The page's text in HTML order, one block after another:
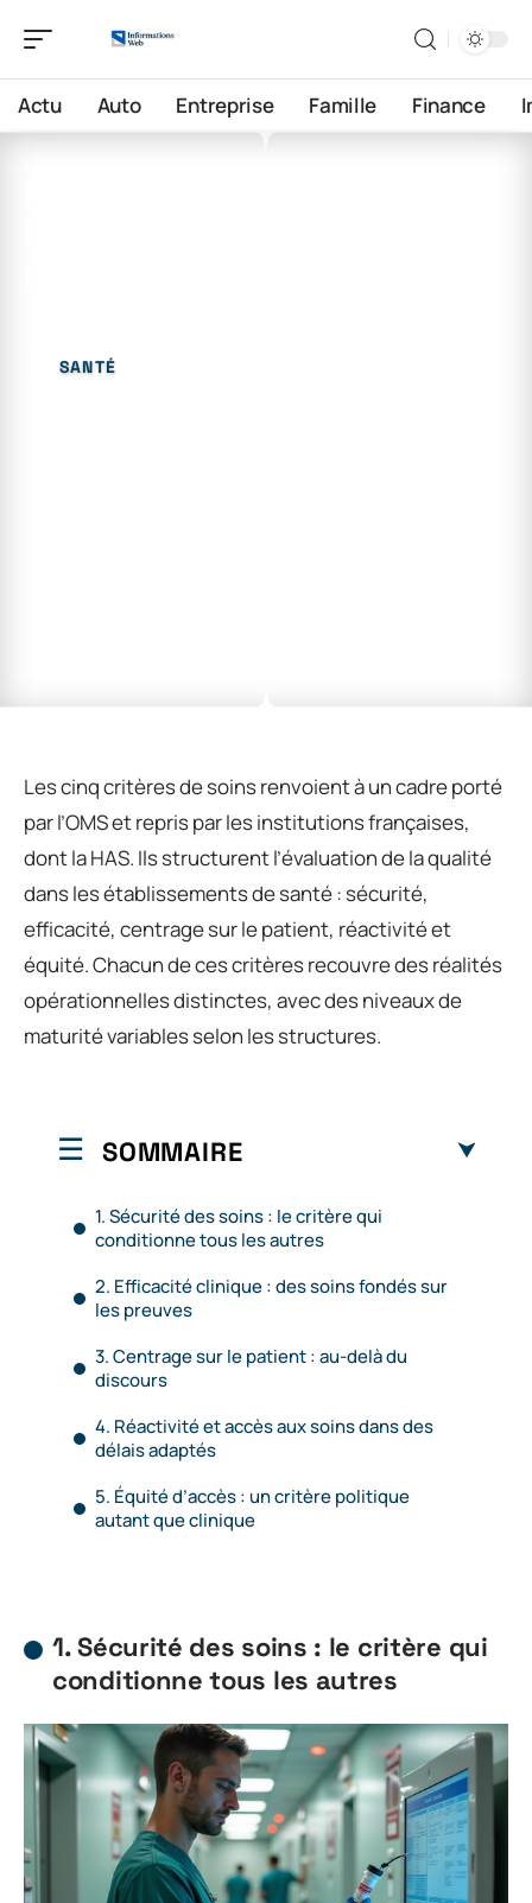
Actu Auto Entreprise Famille Finance
SANTÉ
Les cinq critères de soins renvoient à un cadre porté
par l’OMS et repris par les institutions françaises,
dont la HAS. Ils structurent l’évaluation de la qualité
dans les établissements de santé : sécurité,
efficacité, centrage sur le patient, réactivité et
équité. Chacun de ces critères recouvre des réalités
opérationnelles distinctes, avec des niveaux de
maturité variables selon les structures.
SOMMAIRE
1. Sécurité des soins : le critère qui
conditionne tous les autres
2. Efficacité clinique : des soins fondés sur
les preuves
3. Centrage sur le patient : au-delà du
discours
4. Réactivité et accès aux soins dans des
délais adaptés
5. Équité d’accès : un critère politique
autant que clinique
1. Sécurité des soins : le critère qui
conditionne tous les autres